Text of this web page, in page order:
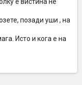
позади уши , на
Исто и кога е на